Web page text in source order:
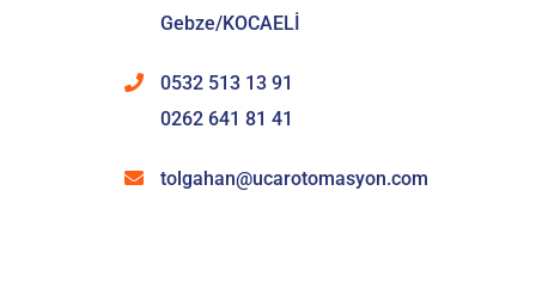
Gebze/KOCAELİ
0532 513 13 91
0262 641 81 41
tolgahan@ucarotomasyon.com